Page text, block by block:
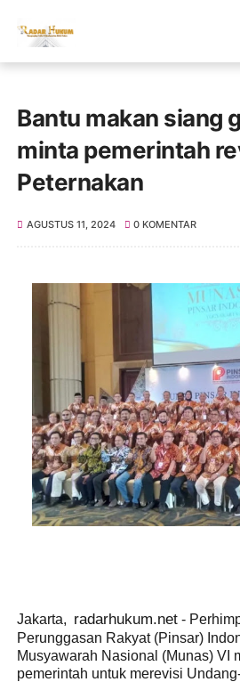
Bantu makan siang
minta pemerintah
Peternakan
AGUSTUS 11, 2024 0 KOMENTAR
Jakarta, radarhukum.net -
Perunggasan Rakyat (Pinsar)
Musyawarah Nasional (Munas) VI
pemerintah untuk merevisi